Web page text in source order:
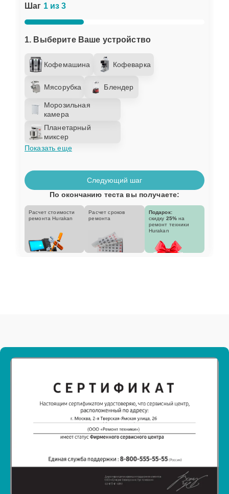
Шаг 1 из 3
1. Выберите Ваше устройство
Кофемашина Кофеварка
Мясорубка Блендер
Морозильная
камера
Планетарный
миксер
Показать еще
Следующий шаг
По окончанию теста вы получаете:
Расчет стоимости
ремонта Hurakan
Расчет сроков
ремонта
Подарок:
скидку 25% на
ремонт техники
Hurakan